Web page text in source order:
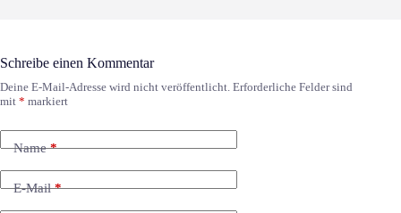
Schreibe einen Kommentar
Deine E-Mail-Adresse wird nicht veröffentlicht. Erforderliche Felder sind
mit * markiert
Name*
E-Mail*